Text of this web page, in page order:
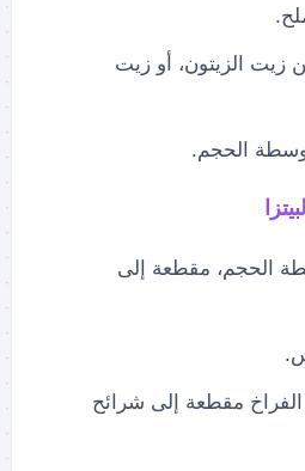
من زيت الزيتون، أو زيت
الحجم، مقطعة إلى
الفراخ مقطعة إلى شرائح